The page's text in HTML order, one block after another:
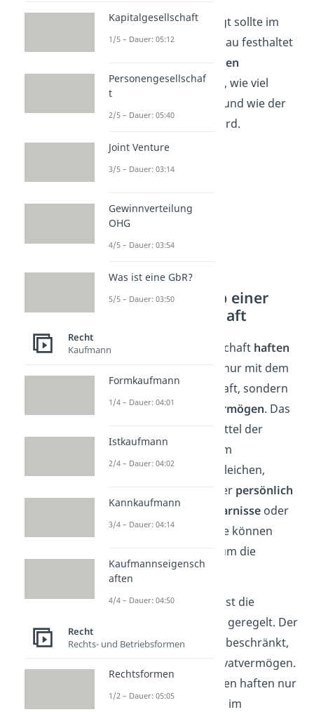
Wichtig:Wer was beiträgt sollte im
Gesellschaftsvertrag genau festhaltet
Einlagen
entscheiden mit darüber, wie viel
jemand hat und wie der
Gewinnspäter verteilt wird.
Haftung innerhalb einer
Personengesellschaft
In einer Personengesellschaft haften
nicht nur mit dem
Vermögen der Gesellschaft, sondern
auch mit ihrem
Privatvermögen. Das
bedeutet: Reichen die Mittel der
Gesellschaft nicht aus, um
Verbindlichkeiten zu begleichen,
müssen die Gesellschafter persönlich
einspringen. Sogar Ersparnisse oder
persönliche Gegenstände können
herangezogen werden, um die
Schulden zu decken.
Ausnahme:Bei einer
ist die
geregelt. Der
Komplementärhaftet unbeschränkt,
also auch mit seinem Privatvermögen.
hingegen haften nur
in Höhe ihrer Einlage, die im
Kapitalgesellschaft
1/5 – Dauer: 05:12
Personengesellschaf
t
2/5 – Dauer: 05:40
Joint Venture
3/5 – Dauer: 03:14
Gewinnverteilung
OHG
4/5 – Dauer: 03:54
Was ist eine GbR?
5/5 – Dauer: 03:50
Recht
Kaufmann
Formkaufmann
1/4 – Dauer: 04:01
Istkaufmann
2/4 – Dauer: 04:02
Kannkaufmann
3/4 – Dauer: 04:14
Kaufmannseigensch
aften
4/4 – Dauer: 04:50
Recht
Rechts- und Betriebsformen
Rechtsformen
1/2 – Dauer: 05:05